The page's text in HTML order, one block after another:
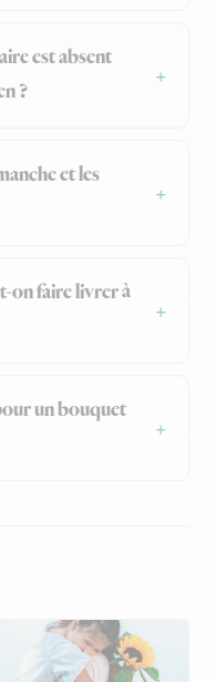
est absent
?
et les
on faire livrer à
un bouquet